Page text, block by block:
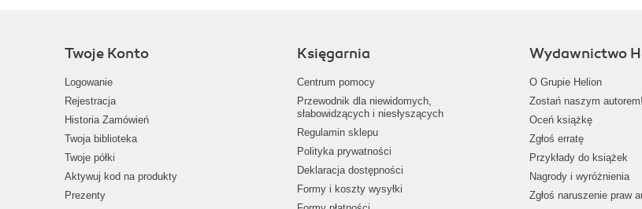
Twoje Konto
Logowanie
Rejestracja
Historia Zamówień
Twoja biblioteka
Twoje półki
Aktywuj kod na produkty
Prezenty
Księgarnia
Centrum pomocy
Przewodnik dla niewidomych,
słabowidzących i niesłyszących
Regulamin sklepu
Polityka prywatności
Deklaracja dostępności
Formy i koszty wysyłki
Wydawnictwo
O Grupie Helion
Zostań naszym autorem!
Oceń książkę
Zgłoś erratę
Przykłady do książek
Nagrody i wyróżnienia
Zgłoś naruszenie praw